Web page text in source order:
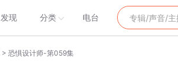
发现 分类 电台
> 恐惧设计师-第059集